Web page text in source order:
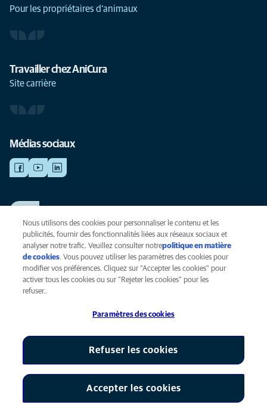
Pour les propriétaires d'animaux
Travailler chez AniCura
Site carrière
Médias sociaux
Voir nos offres d'emploi
Vie privée
Légal
Cookies
AniCura est une filiale de Mars, Inc © 2026
Paramètres des cookies
Nous utilisons des cookies pour personnaliser le contenu et les
publicités, fournir des fonctionnalités liées aux réseaux sociaux et
analyser notre trafic. Veuillez consulter notrepolitique en matière
de cookies(opens in a new tab)
. Vous pouvez utiliser les paramètres des cookies pour
modifier vos préférences. Cliquez sur "Accepter les cookies" pour
activer tous les cookies ou sur "Rejeter les cookies" pour les
refuser..
Paramètres des cookies
Refuser les cookies
Accepter les cookies